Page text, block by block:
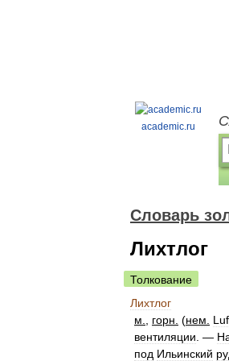
academic.ru
Словарь
Лихтлог
Толкование
Лихтлог
м
горн (нем
вентиляции . —
под Ильинский